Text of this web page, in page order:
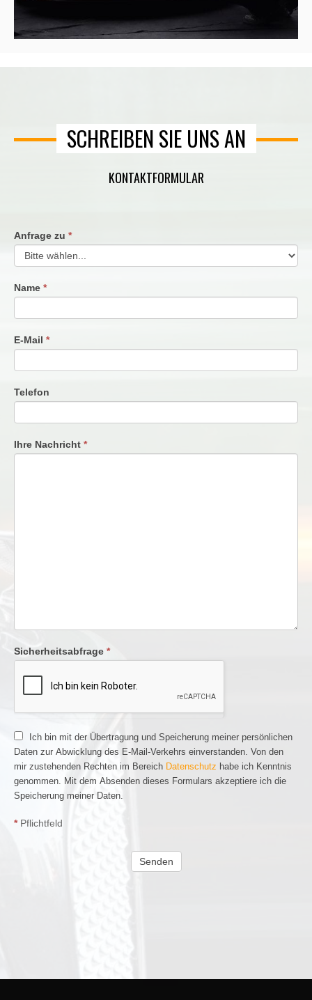
SCHREIBEN SIE UNS AN
KONTAKTFORMULAR
Anfrage zu *
Name *
E-Mail *
Telefon
Ihre Nachricht *
Sicherheitsabfrage *
Ich bin mit der Übertragung und Speicherung meiner persönlichen
Daten zur Abwicklung des E-Mail-Verkehrs einverstanden. Von den
mir zustehenden Rechten im Bereich Datenschutz habe ich Kenntnis
genommen. Mit dem Absenden dieses Formulars akzeptiere ich die
Speicherung meiner Daten.
*Pflichtfeld